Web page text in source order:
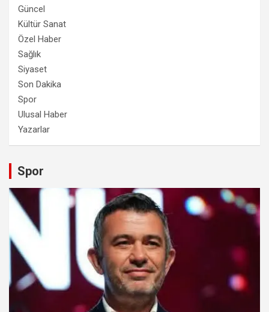
Güncel
Kültür Sanat
Özel Haber
Sağlık
Siyaset
Son Dakika
Spor
Ulusal Haber
Yazarlar
Spor